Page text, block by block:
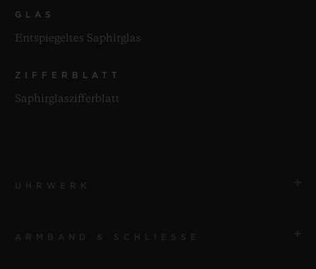
GLAS
Entspiegeltes Saphirglas
ZIFFERBLATT
Saphirglaszifferblatt